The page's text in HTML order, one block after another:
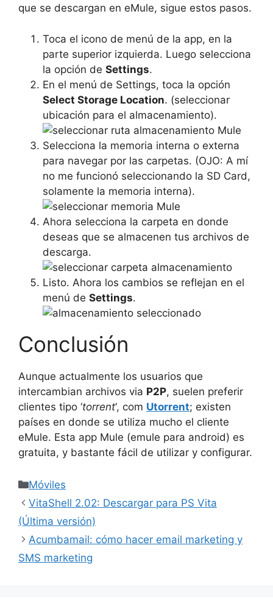
que se descargan en eMule, sigue estos pasos.
Toca el icono de menú de la app, en la
parte superior izquierda. Luego selecciona
la opción de Settings.
En el menú de Settings, toca la opción
Select Storage Location. (seleccionar
ubicación para el almacenamiento).
Selecciona la memoria interna o externa
para navegar por las carpetas. (OJO: A mí
no me funcionó seleccionando la SD Card,
solamente la memoria interna).
Ahora selecciona la carpeta en donde
deseas que se almacenen tus archivos de
descarga.
Listo. Ahora los cambios se reflejan en el
menú de Settings.
Conclusión
Aunque actualmente los usuarios que
intercambian archivos via P2P, suelen preferir
clientes tipo ‘torrent‘, com Utorrent; existen
países en donde se utiliza mucho el cliente
eMule. Esta app Mule (emule para android) es
gratuita, y bastante fácil de utilizar y configurar.
Categorías
Móviles
VitaShell 2.02: Descargar para PS Vita
(Última versión)
Acumbamail: cómo hacer email marketing y
SMS marketing